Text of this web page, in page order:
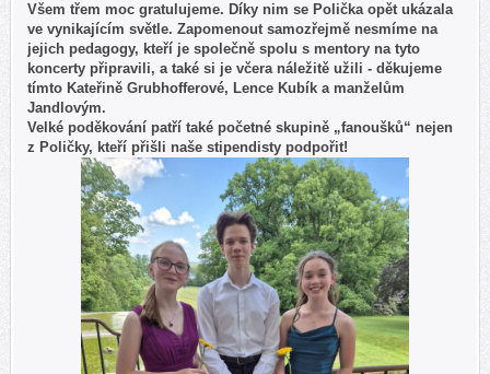
Všem třem moc gratulujeme. Díky nim se Polička opět ukázala
ve vynikajícím světle. Zapomenout samozřejmě nesmíme na
jejich pedagogy, kteří je společně spolu s mentory na tyto
koncerty připravili, a také si je včera náležitě užili - děkujeme
tímto Kateřině Grubhofferové, Lence Kubík a manželům
Jandlovým.
Velké poděkování patří také početné skupině „fanoušků“ nejen
z Poličky, kteří přišli naše stipendisty podpořit!